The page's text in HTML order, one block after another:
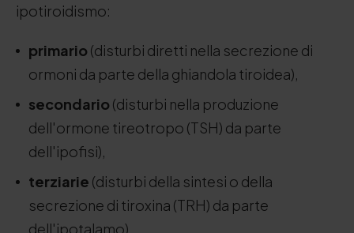
ipotiroidismo:
primario (disturbi diretti nella secrezione di
ormoni da parte della ghiandola tiroidea),
secondario (disturbi nella produzione
dell'ormone tireotropo (TSH) da parte
dell'ipofisi),
terziarie (disturbi della sintesi o della
secrezione di tiroxina (TRH) da parte
dell'ipotalamo).